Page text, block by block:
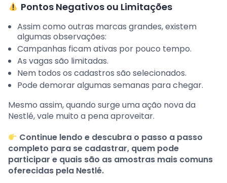
Pontos Negativos ou Limitações
Assim como outras marcas grandes, existem
algumas observações:
Campanhas ficam ativas por pouco tempo.
As vagas são limitadas.
Nem todos os cadastros são selecionados.
Pode demorar algumas semanas para chegar.
Mesmo assim, quando surge uma ação nova da
Nestlé, vale muito a pena aproveitar.
Continue lendo e descubra o passo a passo
completo para se cadastrar, quem pode
participar e quais são as amostras mais comuns
oferecidas pela Nestlé.